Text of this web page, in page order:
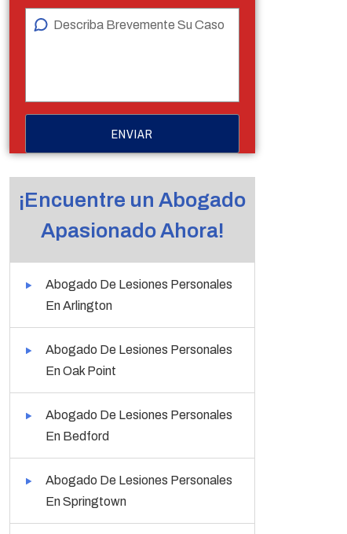
¡Encuentre un Abogado
Apasionado Ahora!
Abogado De Lesiones Personales
En Arlington
Abogado De Lesiones Personales
En Oak Point
Abogado De Lesiones Personales
En Bedford
Abogado De Lesiones Personales
En Springtown